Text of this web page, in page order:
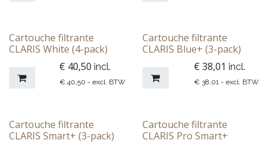
Cartouche filtrante
CLARIS White (4-pack)
€ 40,50 incl.
€ 40,50 - excl. BTW
Cartouche filtrante
CLARIS Blue+ (3-pack)
€ 38,01 incl.
€ 38,01 - excl. BTW
Cartouche filtrante
CLARIS Smart+ (3-pack)
Cartouche filtrante
CLARIS Pro Smart+